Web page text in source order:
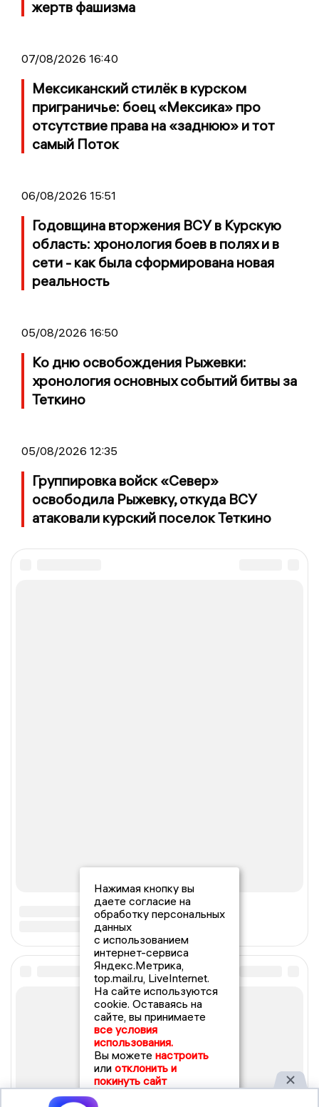
жертв фашизма
07/08/2026 16:40
Мексиканский стилёк в курском
приграничье: боец «Мексика» про
отсутствие права на «заднюю» и тот
самый Поток
06/08/2026 15:51
Годовщина вторжения ВСУ в Курскую
область: хронология боев в полях и в
сети - как была сформирована новая
реальность
05/08/2026 16:50
Ко дню освобождения Рыжевки:
хронология основных событий битвы за
Теткино
05/08/2026 12:35
Группировка войск «Север»
освободила Рыжевку, откуда ВСУ
атаковали курский поселок Теткино
Нажимая кнопку вы
даете согласие на
обработку персональных
данных
с использованием
интернет-сервиса
Яндекс.Метрика,
top.mail.ru, LiveInternet.
На сайте используются
cookie. Оставаясь на
сайте, вы принимаете
все условия
использования.
Вы можете настроить
или отклонить и
покинуть сайт